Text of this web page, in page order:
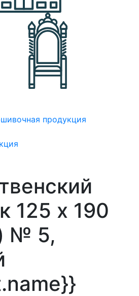
продукция
125 х 190
№ 5,